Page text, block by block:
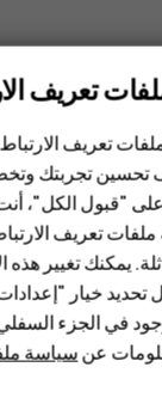
بتشغيل‎استخدام
تعريف
تعريف
تحسين تجربتك
"قبول الكل"،
ملفات تعريف
يمكنك تغيير
خيار
في الجزء
عنسياسة